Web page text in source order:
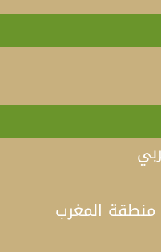
منطقة المغرب